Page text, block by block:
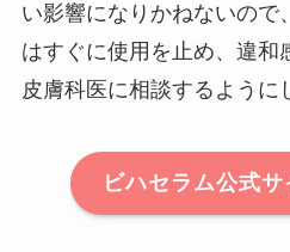
い影響になりかねないので
はすぐに使用を止め、違和
皮膚科医に相談するように
ビハセラム公式